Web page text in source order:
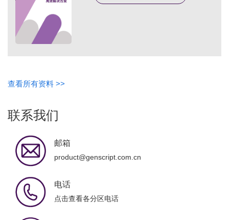
查看所有资料 >>
联系我们
邮箱
product@genscript.com.cn
电话
点击查看各分区电话